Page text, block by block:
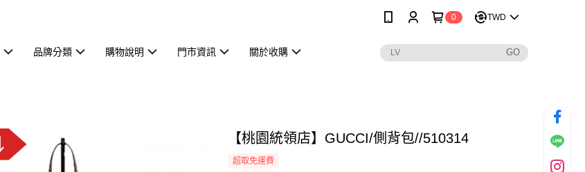
0 TWD
品牌分類 購物說明 門市資訊 關於收購
【桃園統領店】GUCCI/側背包//510314
超取免運費